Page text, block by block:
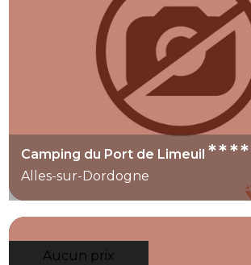
Camping du Port de Limeuil****
Alles-sur-Dordogne
Aucun prix